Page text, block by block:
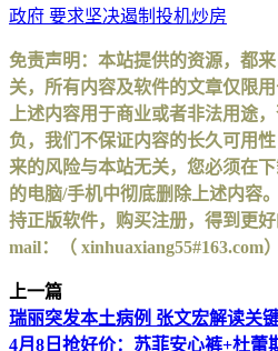
政府 要求坚决遏制投机炒房
免责声明：本站提供的资源，都
关，所有内容及软件的文章仅限
上述内容用于商业或者非法用途
负，我们不保证内容的长久可用
来的风险与本站无关，您必须在
的电脑/手机中彻底删除上述内容
持正版软件，购买注册，得到更
mail：（ xinhuaxiang55#163.com
上一篇
瑞丽突发本土病例 张文宏解读关
4月8日抢好价：苏菲安心裤+杜蕾